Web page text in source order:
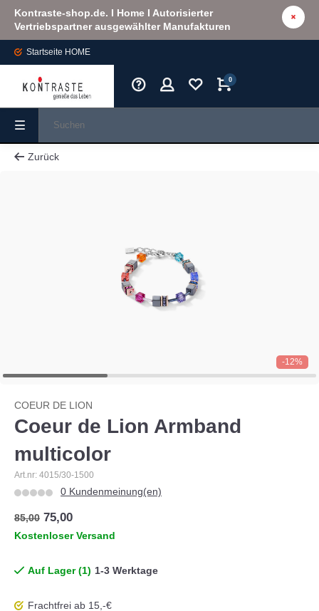
Kontraste-shop.de. I Home I Autorisierter
Vertriebspartner ausgewählter Manufakturen
Startseite HOME
0
Zurück
-12%
COEUR DE LION
Coeur de Lion Armband
multicolor
Art.nr: 4015/30-1500
0 Kundenmeinung(en)
85,00 75,00
Kostenloser Versand
Auf Lager (1) 1-3 Werktage
Frachtfrei ab 15,-€